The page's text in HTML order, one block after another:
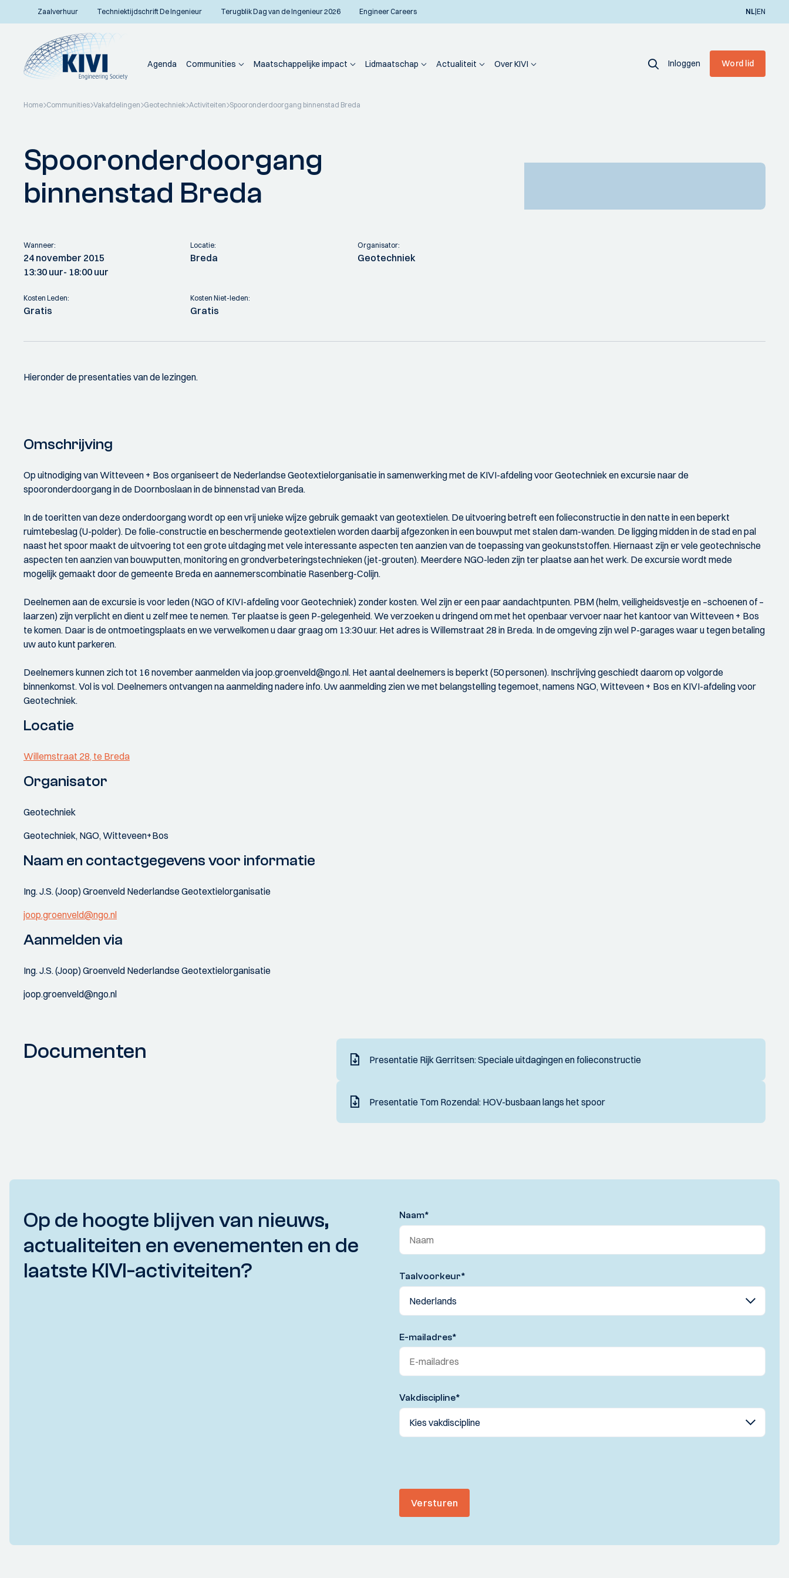
Zaalverhuur Techniektijdschrift De Ingenieur Terugblik Dag van de Ingenieur 2026 Engineer Careers NL|EN
Agenda Communities Maatschappelijke impact Lidmaatschap Actualiteit Over KIVI Inloggen Word lid
Home Communities Vakafdelingen Geotechniek Activiteiten Spooronderdoorgang binnenstad Breda
Spooronderdoorgang
binnenstad Breda
Wanneer:
24 november 2015
13:30 uur- 18:00 uur
Locatie:
Breda
Organisator:
Geotechniek
Kosten Leden:
Gratis
Kosten Niet-leden:
Gratis
Hieronder de presentaties van de lezingen.
Omschrijving
Op uitnodiging van Witteveen + Bos organiseert de Nederlandse Geotextielorganisatie in samenwerking met de KIVI-afdeling voor Geotechniek en excursie naar de
spooronderdoorgang in de Doornboslaan in de binnenstad van Breda.
In de toeritten van deze onderdoorgang wordt op een vrij unieke wijze gebruik gemaakt van geotextielen. De uitvoering betreft een folieconstructie in den natte in een beperkt
ruimtebeslag (U-polder). De folie-constructie en beschermende geotextielen worden daarbij afgezonken in een bouwput met stalen dam-wanden. De ligging midden in de stad en pal
naast het spoor maakt de uitvoering tot een grote uitdaging met vele interessante aspecten ten aanzien van de toepassing van geokunststoffen. Hiernaast zijn er vele geotechnische
aspecten ten aanzien van bouwputten, monitoring en grondverbeteringstechnieken (jet-grouten). Meerdere NGO-leden zijn ter plaatse aan het werk. De excursie wordt mede
mogelijk gemaakt door de gemeente Breda en aannemerscombinatie Rasenberg-Colijn.
Deelnemen aan de excursie is voor leden (NGO of KIVI-afdeling voor Geotechniek) zonder kosten. Wel zijn er een paar aandachtpunten. PBM (helm, veiligheidsvestje en –schoenen of –
laarzen) zijn verplicht en dient u zelf mee te nemen. Ter plaatse is geen P-gelegenheid. We verzoeken u dringend om met het openbaar vervoer naar het kantoor van Witteveen + Bos
te komen. Daar is de ontmoetingsplaats en we verwelkomen u daar graag om 13:30 uur. Het adres is Willemstraat 28 in Breda. In de omgeving zijn wel P-garages waar u tegen betaling
uw auto kunt parkeren.
Deelnemers kunnen zich tot 16 november aanmelden via joop.groenveld@ngo.nl. Het aantal deelnemers is beperkt (50 personen). Inschrijving geschiedt daarom op volgorde
binnenkomst. Vol is vol. Deelnemers ontvangen na aanmelding nadere info. Uw aanmelding zien we met belangstelling tegemoet, namens NGO, Witteveen + Bos en KIVI-afdeling voor
Geotechniek.
Locatie
Willemstraat 28, te Breda
Organisator
Geotechniek
Geotechniek, NGO, Witteveen+Bos
Naam en contactgegevens voor informatie
Ing. J.S. (Joop) Groenveld Nederlandse Geotextielorganisatie
joop.groenveld@ngo.nl
Aanmelden via
Ing. J.S. (Joop) Groenveld Nederlandse Geotextielorganisatie
joop.groenveld@ngo.nl
Documenten Presentatie Rijk Gerritsen: Speciale uitdagingen en folieconstructie
Presentatie Tom Rozendal: HOV-busbaan langs het spoor
Op de hoogte blijven van nieuws,
actualiteiten en evenementen en de
laatste KIVI-activiteiten?
Naam*
Taalvoorkeur*
E-mailadres*
Vakdiscipline*
Versturen